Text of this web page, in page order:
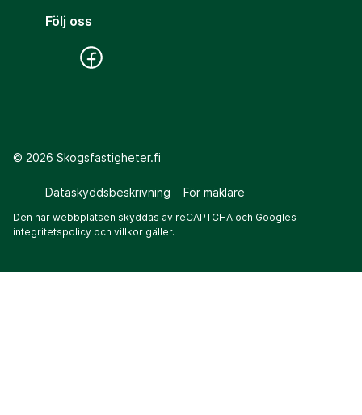
Följ oss
© 2026 Skogsfastigheter.fi
Dataskyddsbeskrivning För mäklare
Den här webbplatsen skyddas av reCAPTCHA och Googles
integritetspolicy och villkor gäller.